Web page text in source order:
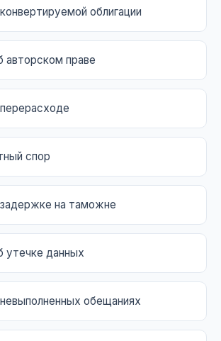
облигации
авторском праве
спор
на таможне
утечке данных
обещаниях